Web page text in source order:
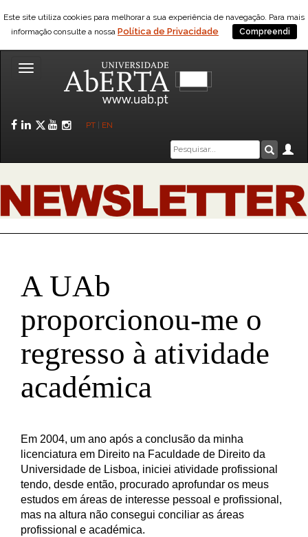
Este site utiliza cookies para melhorar a sua experiência de navegação. Para mais
informação consulte a nossa Política de Privacidade Compreendi
Toggle
Facebook
LinkedIn
Twitter
YouTube
Instagram
PT EN
Caixa
de
A UAb
proporcionou-me o
regresso à atividade
académica
Em 2004, um ano após a conclusão da minha
licenciatura em Direito na Faculdade de Direito da
Universidade de Lisboa, iniciei atividade profissional
tendo, desde então, procurado aprofundar os meus
estudos em áreas de interesse pessoal e profissional,
mas na altura não consegui conciliar as áreas
profissional e académica.